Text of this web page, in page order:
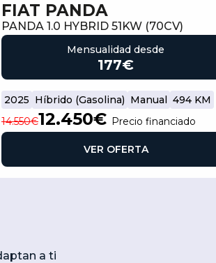
FIAT PANDA
PANDA 1.0 HYBRID 51KW (70CV)
Mensualidad desde
177€
2025 Híbrido (Gasolina) Manual 494 KM
14.550€12.450€ Precio financiado
VER OFERTA
a ti